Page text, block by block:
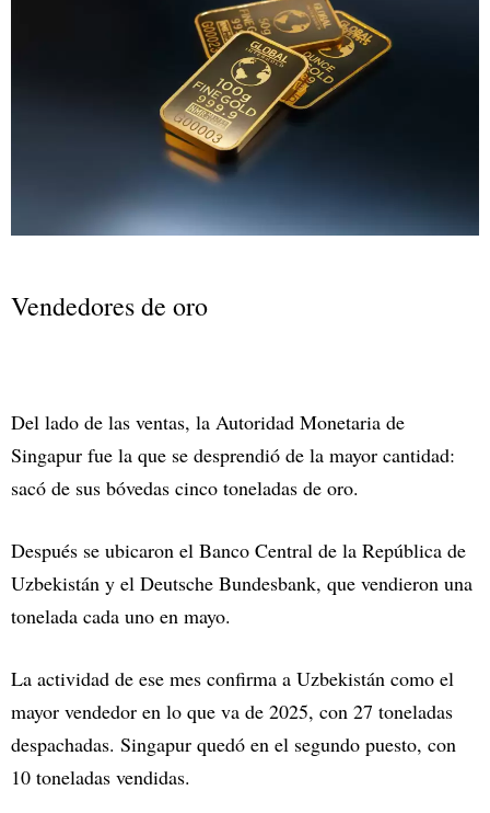
Vendedores de oro
Del lado de las ventas, la Autoridad Monetaria de
Singapur fue la que se desprendió de la mayor cantidad:
sacó de sus bóvedas cinco toneladas de oro.
Después se ubicaron el Banco Central de la República de
Uzbekistán y el Deutsche Bundesbank, que vendieron una
tonelada cada uno en mayo.
La actividad de ese mes confirma a Uzbekistán como el
mayor vendedor en lo que va de 2025, con 27 toneladas
despachadas. Singapur quedó en el segundo puesto, con
10 toneladas vendidas.